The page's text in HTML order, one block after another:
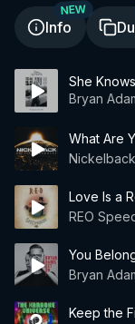
Info
NEW
She
Bryan
What Are
Nickelback
Love Is a
REO
You
Bryan
Keep the